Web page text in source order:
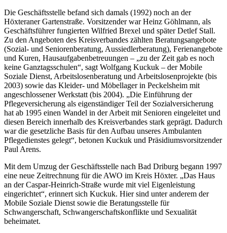
Die Geschäftsstelle befand sich damals (1992) noch an der
Höxteraner Gartenstraße. Vorsitzender war Heinz Göhlmann, als
Geschäftsführer fungierten Wilfried Brexel und später Detlef Stall.
Zu den Angeboten des Kreisverbandes zählten Beratungsangebote
(Sozial- und Seniorenberatung, Aussiedlerberatung), Ferienangebote
und Kuren, Hausaufgabenbetreuungen – „zu der Zeit gab es noch
keine Ganztagsschulen“, sagt Wolfgang Kuckuk – der Mobile
Soziale Dienst, Arbeitslosenberatung und Arbeitslosenprojekte (bis
2003) sowie das Kleider- und Möbellager in Peckelsheim mit
angeschlossener Werkstatt (bis 2004). „Die Einführung der
Pflegeversicherung als eigenständiger Teil der Sozialversicherung
hat ab 1995 einen Wandel in der Arbeit mit Senioren eingeleitet und
diesen Bereich innerhalb des Kreisverbandes stark geprägt. Dadurch
war die gesetzliche Basis für den Aufbau unseres Ambulanten
Pflegedienstes gelegt“, betonen Kuckuk und Präsidiumsvorsitzender
Paul Arens.
Mit dem Umzug der Geschäftsstelle nach Bad Driburg begann 1997
eine neue Zeitrechnung für die AWO im Kreis Höxter. „Das Haus
an der Caspar-Heinrich-Straße wurde mit viel Eigenleistung
eingerichtet“, erinnert sich Kuckuk. Hier sind unter anderem der
Mobile Soziale Dienst sowie die Beratungsstelle für
Schwangerschaft, Schwangerschaftskonflikte und Sexualität
beheimatet.